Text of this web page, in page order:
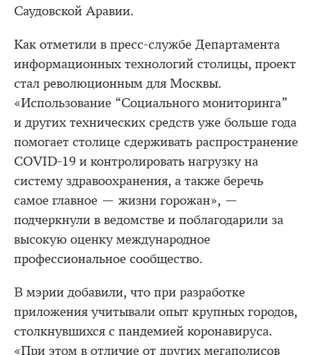
Саудовской Аравии.
Как отметили в пресс-службе Департамента
информационных технологий столицы, проект
стал революционным для Москвы.
«Использование “Социального мониторинга”
и других технических средств уже больше года
помогает столице сдерживать распространение
COVID-19 и контролировать нагрузку на
систему здравоохранения, а также беречь
самое главное — жизни горожан», —
подчеркнули в ведомстве и поблагодарили за
высокую оценку международное
профессиональное сообщество.
В мэрии добавили, что при разработке
приложения учитывали опыт крупных городов,
столкнувшихся с пандемией коронавируса.
«При этом в отличие от других мегаполисов